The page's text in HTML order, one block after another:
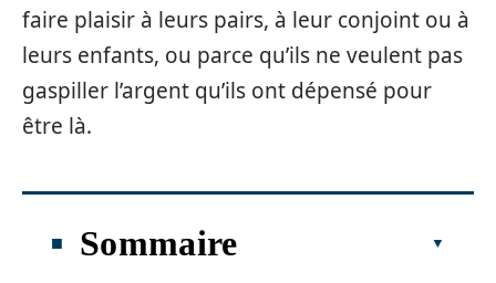
faire plaisir à leurs pairs, à leur conjoint ou à
leurs enfants, ou parce qu’ils ne veulent pas
gaspiller l’argent qu’ils ont dépensé pour
être là.
Sommaire